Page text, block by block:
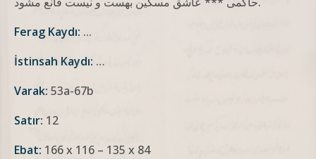
Ferag Kaydı: ...
İstinsah Kaydı: …
Varak: 53a-67b
Satır: 12
Ebat: 166 x 116 – 135 x 84